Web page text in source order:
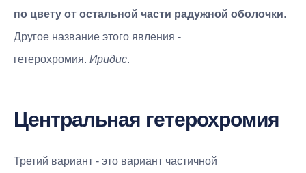
по цвету от остальной части радужной оболочки.
Другое название этого явления -
гетерохромия. Иридис.
Центральная гетерохромия
Третий вариант - это вариант частичной